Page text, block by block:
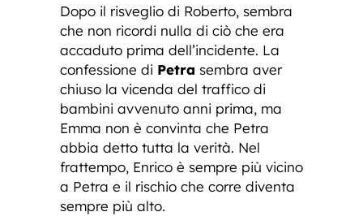
Dopo il risveglio di Roberto, sembra
che non ricordi nulla di ciò che era
accaduto prima dell’incidente. La
confessione di Petra sembra aver
chiuso la vicenda del traffico di
bambini avvenuto anni prima, ma
Emma non è convinta che Petra
abbia detto tutta la verità. Nel
frattempo, Enrico è sempre più vicino
a Petra e il rischio che corre diventa
sempre più alto.